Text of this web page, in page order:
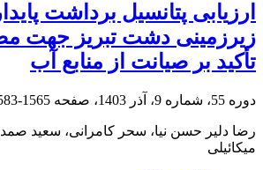
ارزیابی پتانسیل برداشت
زیرزمینی دشت تبریز جهت
تأکید بر صیانت از منابع آب
دوره 55، شماره 9، آذر 1403، صفحه 1565-1583
رضا دلیر حسن نیا، سحر کامرانی، سعید
میکائیلی